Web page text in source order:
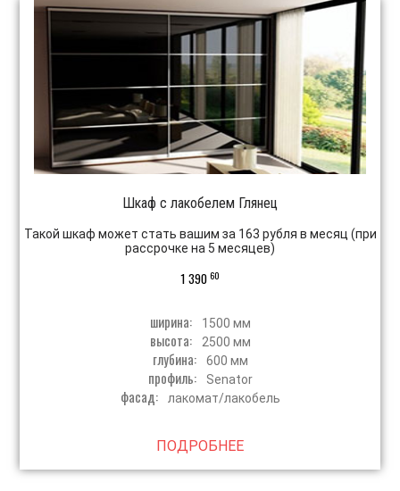
Шкаф с лакобелем Глянец
Такой шкаф может стать вашим за 163 рубля в месяц (при
рассрочке на 5 месяцев)
1 390 60
ширина: 1500 мм
высота: 2500 мм
глубина: 600 мм
профиль: Senator
фасад: лакомат/лакобель
ПОДРОБНЕЕ